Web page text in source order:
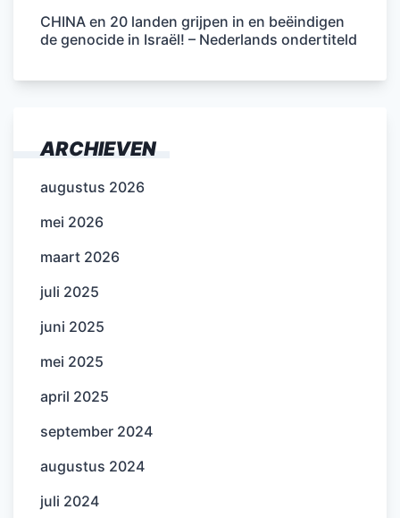
CHINA en 20 landen grijpen in en beëindigen
de genocide in Israël! – Nederlands ondertiteld
ARCHIEVEN
augustus 2026
mei 2026
maart 2026
juli 2025
juni 2025
mei 2025
april 2025
september 2024
augustus 2024
juli 2024